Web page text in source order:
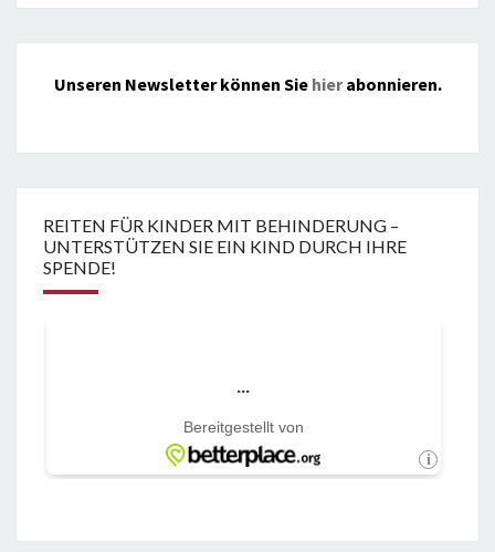
Unseren Newsletter können Sie hierabonnieren.
REITEN FÜR KINDER MIT BEHINDERUNG –
UNTERSTÜTZEN SIE EIN KIND DURCH IHRE
SPENDE!